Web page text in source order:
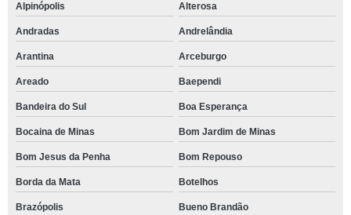
Alpinópolis Alterosa
Andradas Andrelândia
Arantina Arceburgo
Areado Baependi
Bandeira do Sul Boa Esperança
Bocaina de Minas Bom Jardim de Minas
Bom Jesus da Penha Bom Repouso
Borda da Mata Botelhos
Brazópolis Bueno Brandão